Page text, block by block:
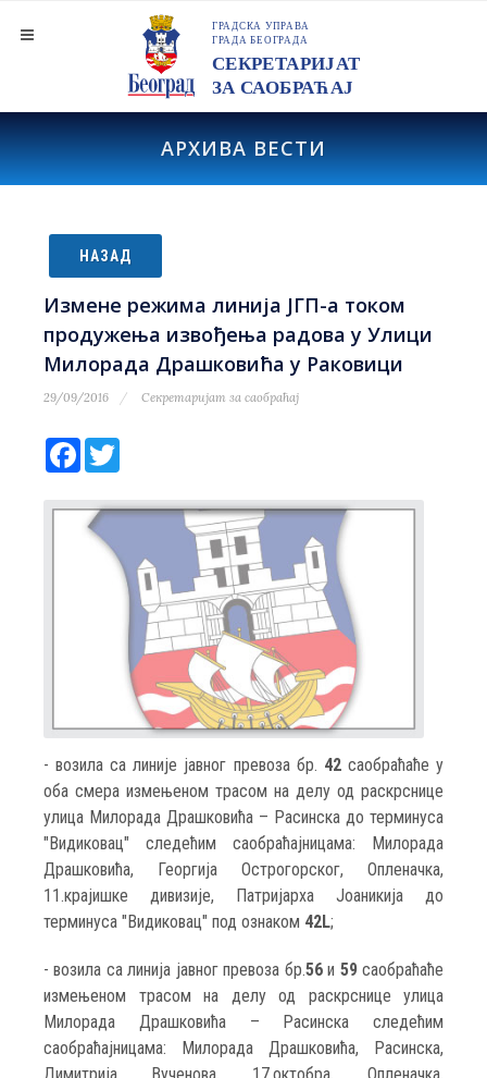
АРХИВА ВЕСТИ
НАЗАД
Измене режима линија ЈГП-а током
продужења извођења радова у Улици
Милорада Драшковића у Раковици
29/09/2016 Секретаријат за саобраћај
Facebook
- возила са линије јавног превоза бр. 42 саобраћаће у
оба смера измењеном трасом на делу од раскрснице
улица Милорада Драшковића – Расинска до терминуса
"Видиковац" следећим саобраћајницама: Милорада
Драшковића, Георгија Острогорског, Опленачка,
11.крајишке дивизије, Патријарха Јоаникија до
терминуса "Видиковац" под ознаком 42L;
- возила са линија јавног превоза бр.56и 59саобраћаће
измењеном трасом на делу од раскрснице улица
Милорада Драшковића – Расинска следећим
саобраћајницама: Милорада Драшковића, Расинска,